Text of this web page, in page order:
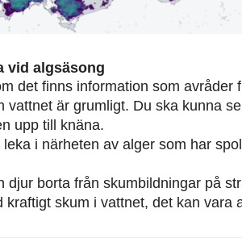
vid algsäsong
det finns information som avråder
vattnet är grumligt. Du ska kunna
upp till knäna.
leka i närheten av alger som har
djur borta från skumbildningar på
kraftigt skum i vattnet, det kan vara